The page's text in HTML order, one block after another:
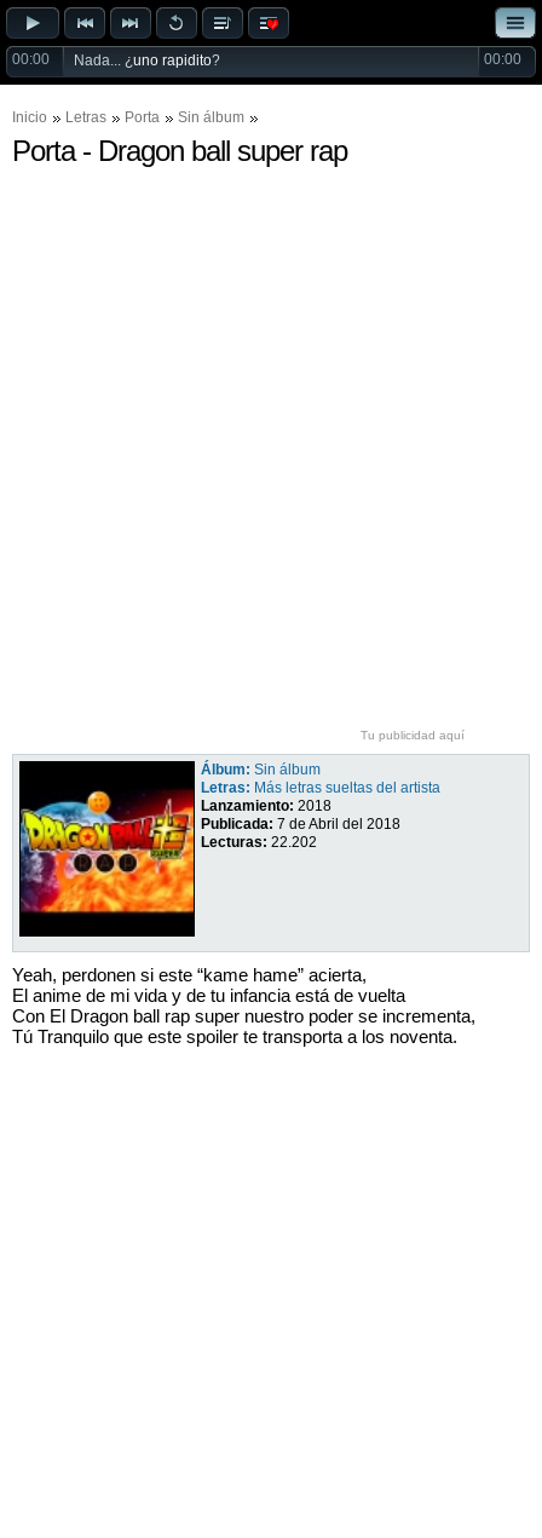
00:00 Nada... ¿uno rapidito? 00:00
Inicio Letras Porta Sin álbum
Porta - Dragon ball super rap
Tu publicidad aquí
Álbum: Sin álbum
Letras: Más letras sueltas del artista
Lanzamiento: 2018
Publicada: 7 de Abril del 2018
Lecturas: 22.202
Yeah, perdonen si este “kame hame” acierta,
El anime de mi vida y de tu infancia está de vuelta
Con El Dragon ball rap super nuestro poder se incrementa,
Tú Tranquilo que este spoiler te transporta a los noventa.